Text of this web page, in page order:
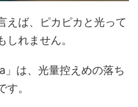
えば、ピカピカと光って
れません。
は、光量控えめの落ち
。